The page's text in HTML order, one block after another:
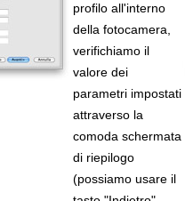
profilo all'interno
della fotocamera,
verifichiamo il
valore dei
parametri impostati
attraverso la
comoda schermata
di riepilogo
(possiamo usare il